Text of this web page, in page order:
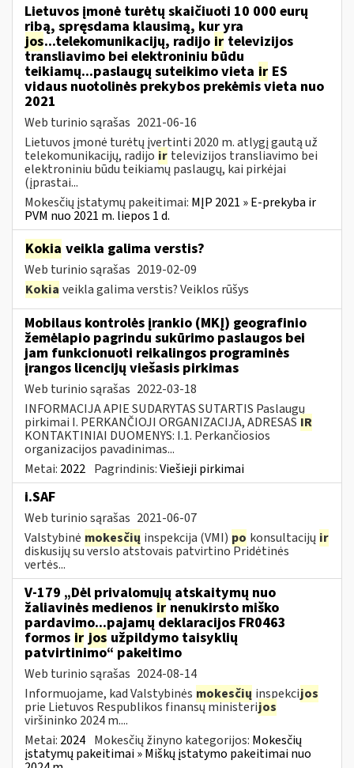
Lietuvos įmonė turėtų skaičiuoti 10 000 eurų
ribą, spręsdama klausimą, kur yra
jos...telekomunikacijų, radijo ir televizijos
transliavimo bei elektroniniu būdu
teikiamų...paslaugų suteikimo vieta ir ES
vidaus nuotolinės prekybos prekėmis vieta nuo
2021
Web turinio sąrašas 2021-06-16
Lietuvos įmonė turėtų įvertinti 2020 m. atlygį gautą už
telekomunikacijų, radijo ir televizijos transliavimo bei
elektroniniu būdu teikiamų paslaugų, kai pirkėjai
(įprastai...
Mokesčių įstatymų pakeitimai: MĮP 2021 » E-prekyba ir
PVM nuo 2021 m. liepos 1 d.
Kokia veikla galima verstis?
Web turinio sąrašas 2019-02-09
Kokia veikla galima verstis? Veiklos rūšys
Mobilaus kontrolės įrankio (MKĮ) geografinio
žemėlapio pagrindu sukūrimo paslaugos bei
jam funkcionuoti reikalingos programinės
įrangos licencijų viešasis pirkimas
Web turinio sąrašas 2022-03-18
INFORMACIJA APIE SUDARYTAS SUTARTIS Paslaugų
pirkimai I. PERKANČIOJI ORGANIZACIJA, ADRESAS IR
KONTAKTINIAI DUOMENYS: I.1. Perkančiosios
organizacijos pavadinimas...
Metai: 2022 Pagrindinis:Viešieji pirkimai
i.SAF
Web turinio sąrašas 2021-06-07
Valstybinė mokesčių inspekcija (VMI) po konsultacijų ir
diskusijų su verslo atstovais patvirtino Pridėtinės
vertės...
V-179 „Dėl privalomųjų atskaitymų nuo
žaliavinės medienos ir nenukirsto miško
pardavimo...pajamų deklaracijos FR0463
formos ir jos užpildymo taisyklių
patvirtinimo“ pakeitimo
Web turinio sąrašas 2024-08-14
Informuojame, kad Valstybinės mokesčių inspekcijos
prie Lietuvos Respublikos finansų ministerijos
viršininko 2024 m....
Metai: 2024 Mokesčių žinyno kategorijos: Mokesčių
įstatymų pakeitimai » Miškų įstatymo pakeitimai nuo